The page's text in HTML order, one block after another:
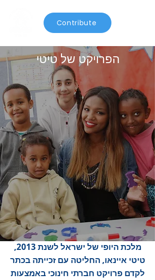
Contribute
הפרויקט של טיטי
מלכת היופי של ישראל לשנת 2013,
טיטי איינאו, החליטה עם זכייתה בכתר
לקדם פרויקט חברתי חינוכי באמצעות